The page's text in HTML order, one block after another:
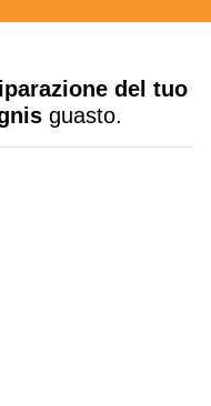
del tuo
guasto.